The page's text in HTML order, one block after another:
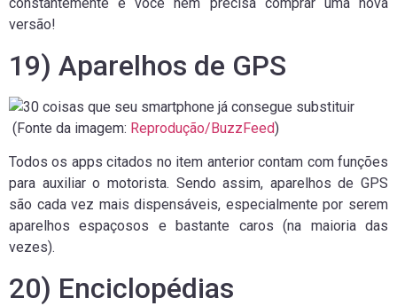
constantemente e você nem precisa comprar uma nova
versão!
19) Aparelhos de GPS
(Fonte da imagem: Reprodução/BuzzFeed)
Todos os apps citados no item anterior contam com funções
para auxiliar o motorista. Sendo assim, aparelhos de GPS
são cada vez mais dispensáveis, especialmente por serem
aparelhos espaçosos e bastante caros (na maioria das
vezes).
20) Enciclopédias